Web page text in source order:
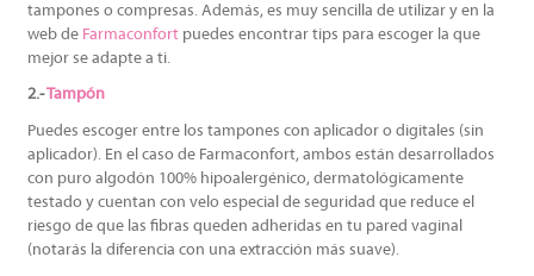
tampones o compresas. Además, es muy sencilla de utilizar y en la
web de Farmaconfort puedes encontrar tips para escoger la que
mejor se adapte a ti.
2.-Tampón
Puedes escoger entre los tampones con aplicador o digitales (sin
aplicador). En el caso de Farmaconfort, ambos están desarrollados
con puro algodón 100% hipoalergénico, dermatológicamente
testado y cuentan con velo especial de seguridad que reduce el
riesgo de que las fibras queden adheridas en tu pared vaginal
(notarás la diferencia con una extracción más suave).